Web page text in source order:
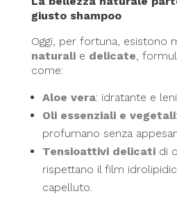
giusto shampoo
Oggi, per fortuna, esistono
naturalie delicate ,
come:
Aloe vera: idratante e
Oli essenziali e vegetali
profumano senza
Tensioattivi delicatidi
rispettano il film
capelluto.